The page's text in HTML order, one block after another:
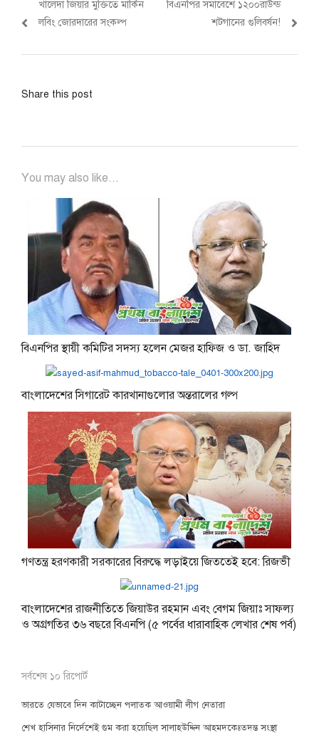
post:
খালেদা জিয়ার মুক্তিতে মার্কিন
লবিং জোরদারের সংকল্প
post:
বিএনপির সমাবেশে ১২০০রাউন্ড
শটগানের গুলিবর্ষন!
Share this post
You may also like...
বিএনপির স্থায়ী কমিটির সদস্য হলেন মেজর হাফিজ ও ডা. জাহিদ
বাংলাদেশের সিগারেট কারখানাগুলোর অন্তরালের গল্প
গণতন্ত্র হরণকারী সরকারের বিরুদ্ধে লড়াইয়ে জিততেই হবে: রিজভী
বাংলাদেশের রাজনীতিতে জিয়াউর রহমান এবং বেগম জিয়াঃ সাফল্য
ও অগ্রগতির ৩৬ বছরে বিএনপি (৫ পর্বের ধারাবাহিক লেখার শেষ পর্ব)
সর্বশেষ ১০ রিপোর্ট
ভারতে যেভাবে দিন কাটাচ্ছেন পলাতক আওয়ামী লীগ নেতারা
শেখ হাসিনার নির্দেশেই গুম করা হয়েছিল সালাহউদ্দিন আহমদকেঃতদন্ত সংস্থা